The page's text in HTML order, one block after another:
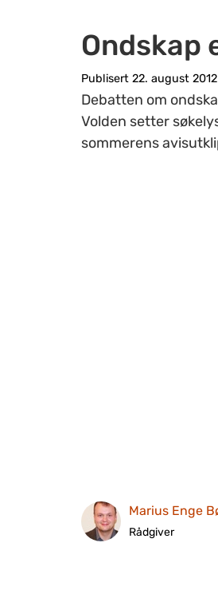
Ondskap
Publisert 22. august 2012
Debatten om
Volden setter
sommerens
Marius Enge
Rådgiver